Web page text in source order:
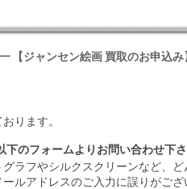
【ジャンセン絵画 買取のお申込
ります。
下のフォームよりお問い合わせ下
ラフやシルクスクリーンなど、
ルアドレスのご入力に誤りがご